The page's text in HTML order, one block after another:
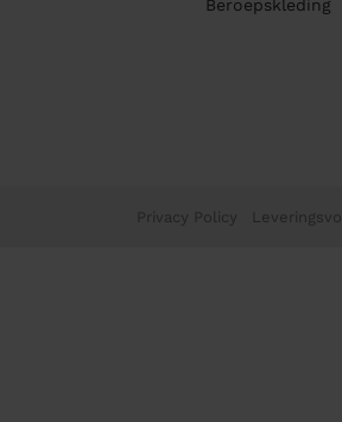
Beroepskleding
Privacy Policy